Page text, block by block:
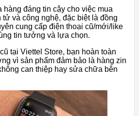
hàng đáng tin cậy cho việc mua
tử và công nghệ, đặc biệt là đồng
cung cấp điện thoại cũ/mới/like
tin tưởng và lựa chọn.
tại Viettel Store, bạn hoàn toàn
vì sản phẩm đảm bảo là hàng zin
can thiệp hay sửa chữa bên